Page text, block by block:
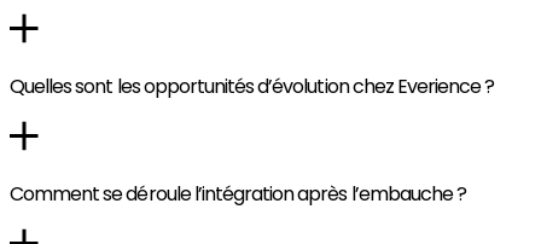
Quelles sont les opportunités d’évolution chez Everience ?
Comment se déroule l’intégration après l’embauche ?